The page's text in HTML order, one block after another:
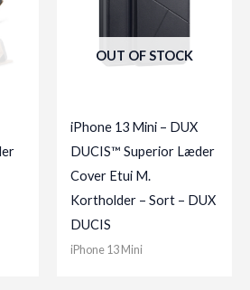
OUT OF STOCK
iPhone 13 Mini – DUX
DUCIS™ Superior Læder
Cover Etui M.
Kortholder – Sort – DUX
DUCIS
iPhone 13 Mini